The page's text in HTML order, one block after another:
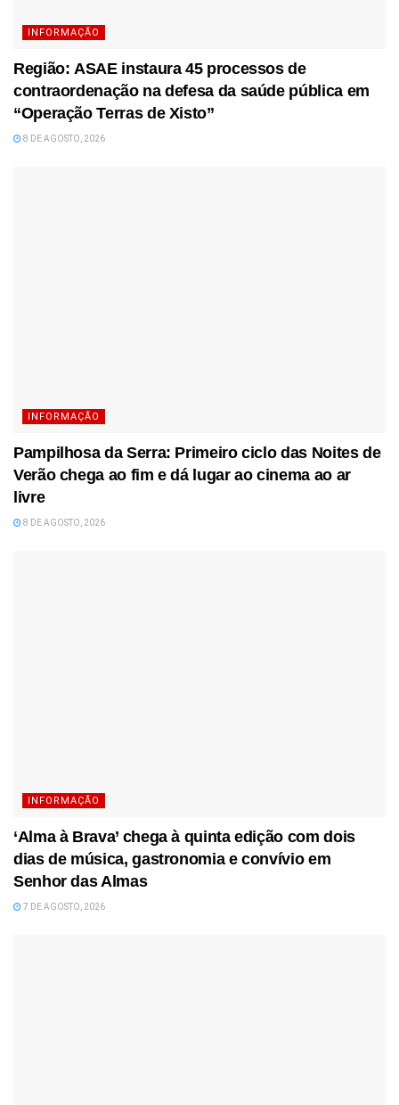
INFORMAÇÃO
Região: ASAE instaura 45 processos de
contraordenação na defesa da saúde pública em
“Operação Terras de Xisto”
8 DE AGOSTO, 2026
INFORMAÇÃO
Pampilhosa da Serra: Primeiro ciclo das Noites de
Verão chega ao fim e dá lugar ao cinema ao ar
livre
8 DE AGOSTO, 2026
INFORMAÇÃO
‘Alma à Brava’ chega à quinta edição com dois
dias de música, gastronomia e convívio em
Senhor das Almas
7 DE AGOSTO, 2026